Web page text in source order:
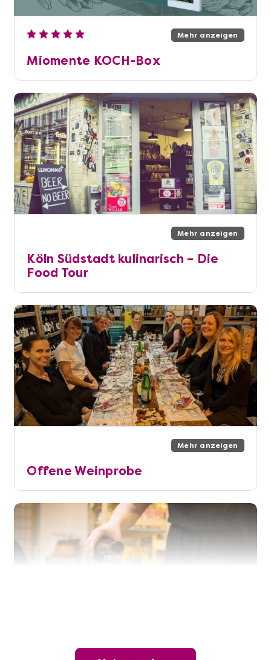
Mehr anzeigen
Miomente KOCH-Box
Mehr anzeigen
Köln Südstadt kulinarisch – Die
Food Tour
Mehr anzeigen
Offene Weinprobe